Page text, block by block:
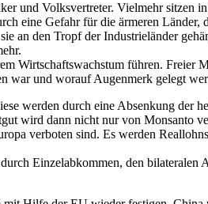
und Volksvertreter. Vielmehr
eine Gefahr für die ärmeren
an den Tropf der Industrieländer
Wirtschaftswachstum führen.
war und worauf Augenmerk gelegt
werden durch eine Absenkung der
wird dann nicht nur von Monsanto
verboten sind. Es werden
Einzelabkommen, den bilateralen